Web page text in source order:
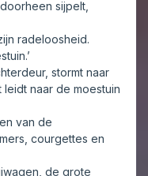
sijpelt,
radeloosheid.
stormt naar
naar de moestuin
van de
courgettes en
de grote